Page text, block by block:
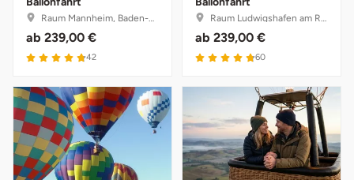
Raum Mannheim, Baden-Württemberg
ab 239,00 €
42
Raum Ludwigshafen am Rhein, Rheinland-Pfalz
ab 239,00 €
60